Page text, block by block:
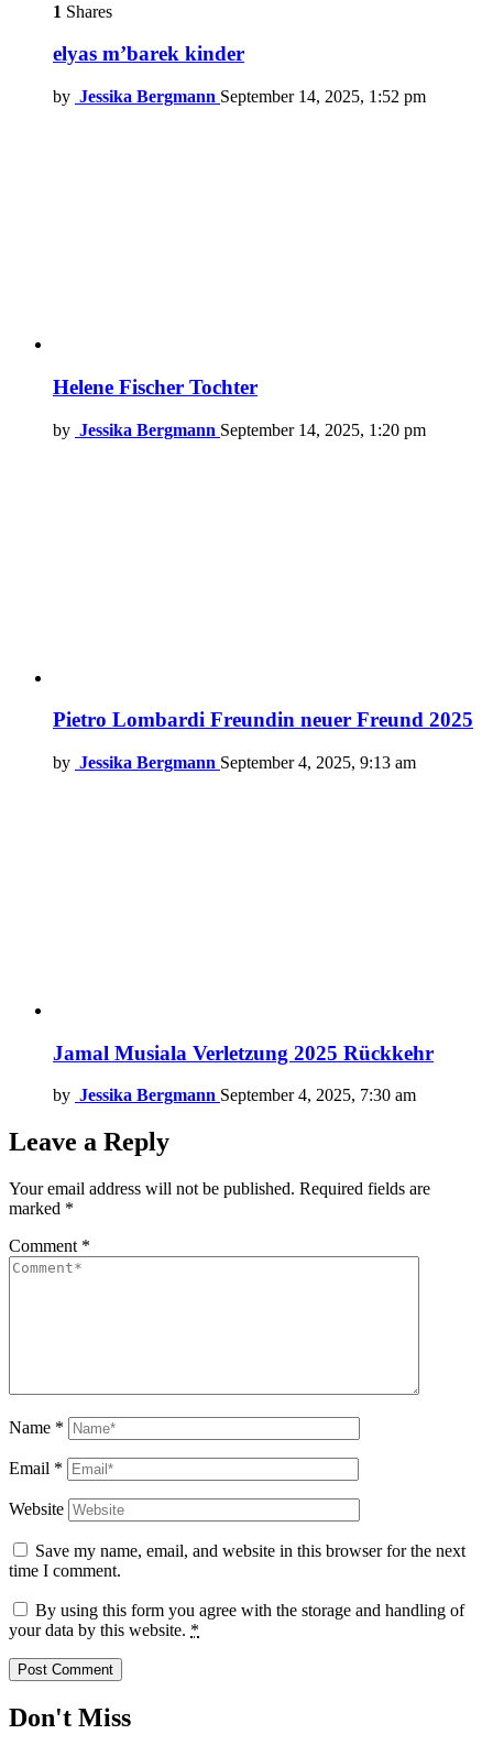
1 Shares
elyas m’barek kinder
by Jessika Bergmann September 14, 2025, 1:52 pm
Helene Fischer Tochter
by Jessika Bergmann September 14, 2025, 1:20 pm
Pietro Lombardi Freundin neuer Freund 2025
by Jessika Bergmann September 4, 2025, 9:13 am
Jamal Musiala Verletzung 2025 Rückkehr
by Jessika Bergmann September 4, 2025, 7:30 am
Leave a Reply
Your email address will not be published. Required fields are
marked *
Comment *
Name *
Email *
Website
Save my name, email, and website in this browser for the next
time I comment.
By using this form you agree with the storage and handling of
your data by this website. *
Don't Miss